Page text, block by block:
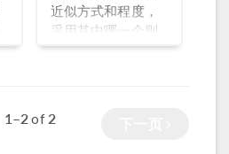
近似方式和程度，
采用其中哪一个则
取决于电解质溶液
性。在本文中，我
1–2of2